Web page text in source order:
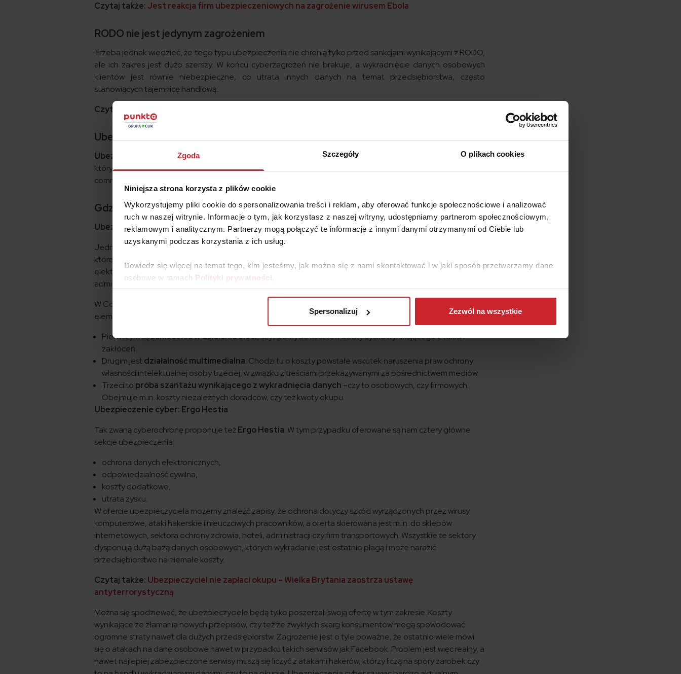
Zgoda Szczegóły O plikach cookies
Niniejsza strona korzysta z plików cookie
Wykorzystujemy pliki cookie do spersonalizowania treści i reklam, aby oferować funkcje społecznościowe i analizować
ruch w naszej witrynie. Informacje o tym, jak korzystasz z naszej witryny, udostępniamy partnerom społecznościowym,
reklamowym i analitycznym. Partnerzy mogą połączyć te informacje z innymi danymi otrzymanymi od Ciebie lub
uzyskanymi podczas korzystania z ich usług.
Dowiedz się więcej na temat tego, kim jesteśmy, jak można się z nami skontaktować i w jaki sposób przetwarzamy dane
osobowe w ramach Polityki prywatności
Spersonalizuj Zezwól na wszystkie
Czytaj także:Jest reakcja firm ubezpieczeniowych na zagrożenie wirusem Ebola
RODO nie jest jedynym zagrożeniem
Trzeba jednak wiedzieć, że tego typu ubezpieczenia nie chronią tylko przed sankcjami wynikającymi z RODO,
ale ich zakres jest dużo szerszy. W końcu cyberzagrożeń nie brakuje, a wykradnięcie danych osobowych
klientów jest równie niebezpieczne, co utrata innych danych na temat przedsiębiorstwa, często
stanowiących tajemnicę handlową.
Czytaj także:
Ubezpieczenie cyber – co to takiego?
Ubezpieczenie w zakresie ryzyk cybernetycznych , czyli potocznieubezpieczenie cyber
, to produkt,
który chroni przed ryzykami cybernetycznymi. Jest polecamy firmom działającym w branży m.in. e-
commerce, pośrednictwa finansowego, sektora edukacji, firmom transportowym czy administracji.
Gdzie nabyć polisę cyber?
Ubezpieczenie cyber: Colonnade
Jedną z firm, która oferuje taką polisę jestColonnade
które może nam pomóc w przypadku kosztów wynikających z okupu za dane, kosztu odzyskania danych
elektronicznych, czy nawet przerwy w działalności systemu. Obejmuje ono również postępowanie
administracyjne i wszelkie działania prowadzące do namierzenia źródła danego incydentu.
W Colonnade możemy też zastosować rozszerzony zakres ochrony. Pozwala on na trzy dodatkowe
elementy ochrony.
Pierwszym sązakłócenia w działaniu sieci, czyli pokrycie kosztów utraty zysku wynikającego z takich
zakłóceń.
Drugim jest działalność multimedialna. Chodzi tu o koszty powstałe wskutek naruszenia praw ochrony
własności intelektualnej osoby trzeciej, w związku z treściami przekazywanymi za pośrednictwem mediów.
Trzeci to próba szantażu wynikającego z wykradnięcia danych –czy to osobowych, czy firmowych.
Obejmuje m.in. koszty niezależnych doradców, czy też kwoty okupu.
Ubezpieczenie cyber: Ergo Hestia
Tak zwaną cyberochronę proponuje teżErgo Hestia. W tym przypadku oferowane są nam cztery główne
sekcje ubezpieczenia:
ochrona danych elektronicznych,
odpowiedzialność cywilna,
koszty dodatkowe,
utrata zysku.
W ofercie ubezpieczyciela możemy znaleźć zapisy, że ochrona dotyczy szkód wyrządzonych przez wirusy
komputerowe, ataki hakerskie i nieuczciwych pracowników, a oferta skierowana jest m.in. do sklepów
internetowych, sektora ochrony zdrowia, hoteli, administracji czy firm transportowych. Wszystkie te sektory
dysponują dużą bazą danych osobowych, których wykradanie jest ostatnio plagą i może narazić
przedsiębiorstwo na niemałe koszty.
Czytaj także: Ubezpieczyciel nie zapłaci okupu – Wielka Brytania zaostrza ustawę
antyterrorystyczną
Można się spodziewać, że ubezpieczyciele będą tylko poszerzali swoją ofertę w tym zakresie. Koszty
wynikające ze złamania nowych przepisów, czy też ze zwykłych skarg konsumentów mogą spowodować
ogromne straty nawet dla dużych przedsiębiorstw. Zagrożenie jest o tyle poważne, że ostatnio wiele mówi
się o atakach na dane osobowe nawet w przypadku takich serwisów jak Facebook. Problem jest więc realny, a
nawet najlepiej zabezpieczone serwisy muszą się liczyć z atakami hakerów, którzy liczą na spory zarobek czy